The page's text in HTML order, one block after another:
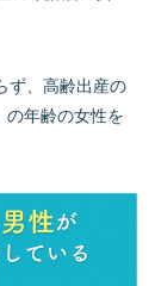
ず、高齢出産の
の年齢の女性を